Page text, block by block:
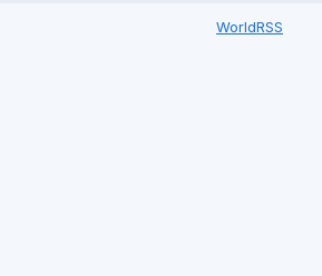
WorldRSS